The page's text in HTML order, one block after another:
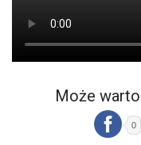
Może
0